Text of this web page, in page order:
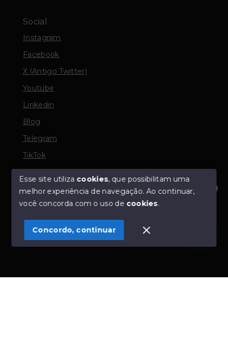
Olá! Estamos disponíveis para te ajudar.
Social
Instagram
Facebook
X (Antigo Twitter)
Youtube
Linkedin
Blog
Telegram
TikTok
© Copyright 2026 - TORQUATO ∴ Corretor de Imóveis
- CRECI 42643f | 136.004f Perito Avaliador CNAI 37357
SITE PARA IMOBILIARIA
Esse site utiliza cookies, que possibilitam uma
melhor experiência de navegação.Ao continuar,
você concorda com o uso de cookies.
Concordo, continuar